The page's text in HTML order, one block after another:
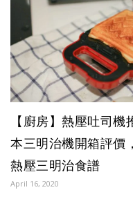
【廚房】熱壓吐司機
本三明治機開箱評價
熱壓三明治食譜
April 16, 2020